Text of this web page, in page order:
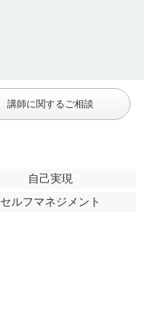
講師に関するご相談
自己実現
セルフマネジメント